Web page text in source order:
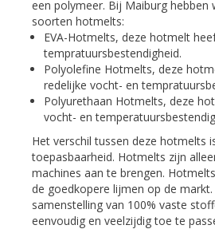
een polymeer. Bij Maiburg hebben
soorten hotmelts:
EVA-Hotmelts, deze hotmelt
tempratuursbestendigheid.
Polyolefine Hotmelts, deze
redelijke vocht- en
Polyurethaan Hotmelts, deze
vocht- en
Het verschil tussen deze hotmelts
toepasbaarheid. Hotmelts zijn
machines aan te brengen.
de goedkopere lijmen op de
samenstelling van 100% vaste
eenvoudig en veelzijdig toe te